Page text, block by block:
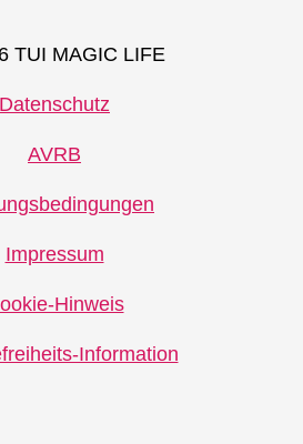
TUI MAGIC LIFE
Datenschutz
AVRB
Impressum
Hinweis
Information